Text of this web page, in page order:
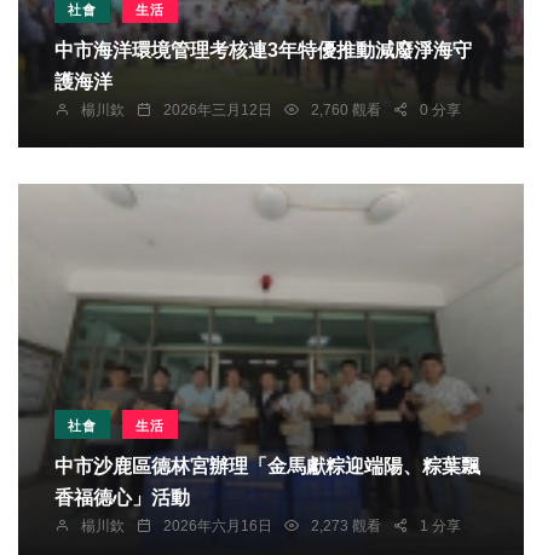
社會 生活
中市海洋環境管理考核連3年特優推動減廢淨海守
護海洋
楊川欽 2026年三月12日 2,760 觀看 0 分享
社會 生活
中市沙鹿區德林宮辦理「金馬獻粽迎端陽、粽葉飄
香福德心」活動
楊川欽 2026年六月16日 2,273 觀看 1 分享